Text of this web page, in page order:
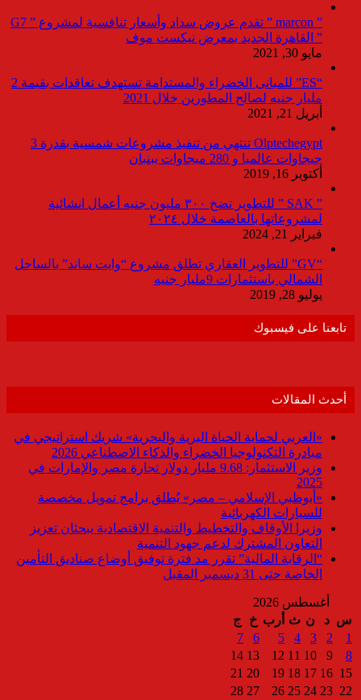
” marcon ” تقدم عروض سداد وأسعار تنافسية لمشروع ” G7
” القاهرة الجديد بمعرض نيكست موف
مايو 30, 2021
“ES” للمبانى الخضراء والمستدامة تستهدف تعاقدات بقيمة 2
مليار جنيه لصالح المطورين خلال 2021
أبريل 21, 2021
Olptechegypt تنتهي من تنفيذ مشروعات شمسية بقدرة 3
جيجاوات عالميا و 280 ميجاوات ببنبان
أكتوبر 16, 2019
” SAK ” للتطوير تضخ ٣٠٠ مليون جنيه أعمال انشائية
لمشروعاتها بالعاصمة خلال ٢٠٢٤
فبراير 21, 2024
“GV” للتطوير العقاري تطلق مشروع “وايت ساند” بالساحل
الشمالي باستثمارات 9مليار جنيه
يوليو 28, 2019
تابعنا على فيسبوك
أحدث المقالات
«العربي لحماية الحياة البرية والبحرية» شريك استراتيجي في
مبادرة التكنولوجيا الخضراء والذكاء الاصطناعي 2026
وزير الاستثمار: 9.68 مليار دولار تجارة مصر والإمارات في
2025
«أبوظبي الإسلامي – مصر» يُطلق برامج تمويل مخصصة
للسيارات الكهربائية
وزيرا الأوقاف والتخطيط والتنمية الاقتصادية يبحثان تعزيز
التعاون المشترك لدعم جهود التنمية
“الرقابة المالية” تقرر مد فترة توفيق أوضاع صناديق التأمين
الخاصة حتى 31 ديسمبر المقبل
أغسطس 2026
س د ن ث أرب خ
ج
1
2
3
4
5
6
7
8
9
10
11
12
13
14
15
16
17
18
19
20
21
22
23
24
25
26
27
28